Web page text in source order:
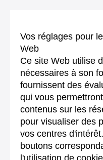
Vos réglages pour
Web
Ce site Web utilise
nécessaires à son
fournissent des
qui vous
contenus sur les
pour visualiser des
vos centres
boutons
l'utilisation de